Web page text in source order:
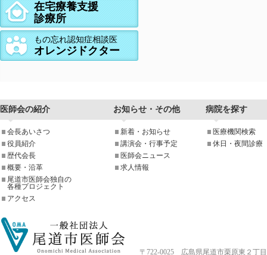
在宅療養支援
診療所
もの忘れ認知症相談医
オレンジドクター
医師会の紹介 お知らせ・その他 病院を探す
会長あいさつ
役員紹介
歴代会長
概要・沿革
尾道市医師会独自の
各種プロジェクト
アクセス
新着・お知らせ
講演会・行事予定
医師会ニュース
求人情報
医療機関検索
休日・夜間診療
〒722-0025 広島県尾道市栗原東２丁